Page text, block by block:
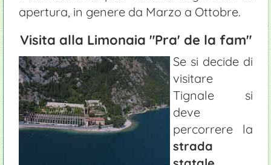
apertura, in genere da Marzo a Ottobre.
Visita alla Limonaia "Pra' de la fam"
Se si decide di
visitare
Tignale si
deve
percorrere la
strada